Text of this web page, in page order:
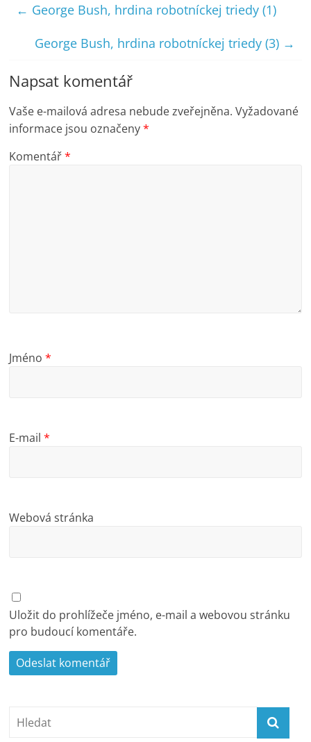
← George Bush, hrdina robotníckej triedy (1)
George Bush, hrdina robotníckej triedy (3) →
Napsat komentář
Vaše e-mailová adresa nebude zveřejněna. Vyžadované
informace jsou označeny*
Komentář*
Jméno*
E-mail*
Webová stránka
Uložit do prohlížeče jméno, e-mail a webovou stránku
pro budoucí komentáře.